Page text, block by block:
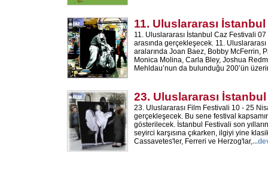
11. Uluslararası
11. Uluslararası İstanbul Caz Festivali
arasında gerçekleşecek. 11.
aralarında Joan Baez, Bobby McFerrin,
Monica Molina, Carla Bley, Joshua
Mehldau’nun da bulunduğu 200’ün
23. Uluslararası
23. Uluslararası Film Festivali 10 - 25
gerçekleşecek. Bu sene festival
gösterilecek. İstanbul Festivali son
seyirci karşısına çıkarken, ilgiyi yine
Cassavetes'ler, Ferreri ve Herzog'lar,...